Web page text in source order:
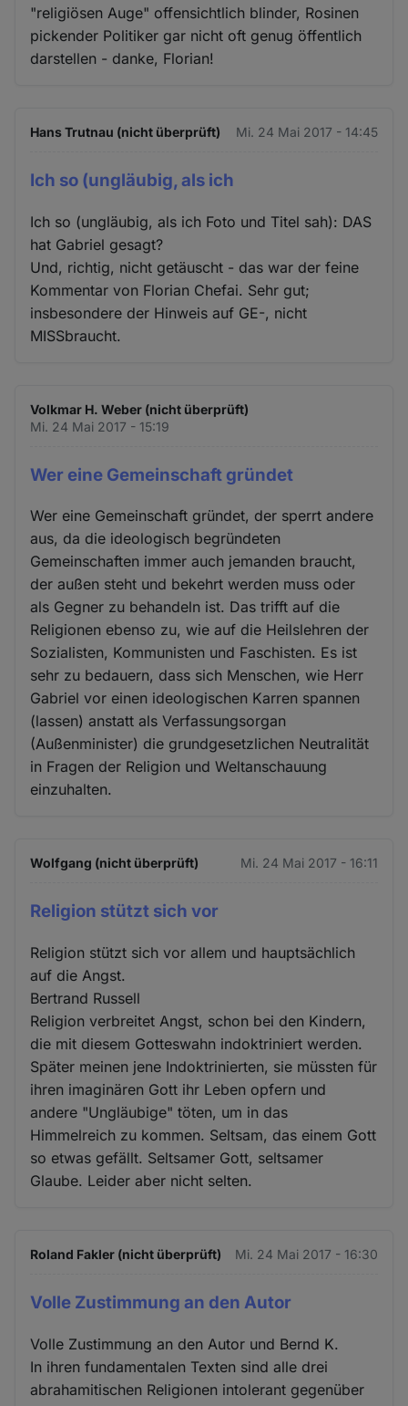
"religiösen Auge" offensichtlich blinder, Rosinen
pickender Politiker gar nicht oft genug öffentlich
darstellen - danke, Florian!
Hans Trutnau (nicht überprüft) Mi. 24 Mai 2017 - 14:45
Ich so (ungläubig, als ich
Ich so (ungläubig, als ich Foto und Titel sah): DAS
hat Gabriel gesagt?
Und, richtig, nicht getäuscht - das war der feine
Kommentar von Florian Chefai. Sehr gut;
insbesondere der Hinweis auf GE-, nicht
MISSbraucht.
Volkmar H. Weber (nicht überprüft)
Mi. 24 Mai 2017 - 15:19
Wer eine Gemeinschaft gründet
Wer eine Gemeinschaft gründet, der sperrt andere
aus, da die ideologisch begründeten
Gemeinschaften immer auch jemanden braucht,
der außen steht und bekehrt werden muss oder
als Gegner zu behandeln ist. Das trifft auf die
Religionen ebenso zu, wie auf die Heilslehren der
Sozialisten, Kommunisten und Faschisten. Es ist
sehr zu bedauern, dass sich Menschen, wie Herr
Gabriel vor einen ideologischen Karren spannen
(lassen) anstatt als Verfassungsorgan
(Außenminister) die grundgesetzlichen Neutralität
in Fragen der Religion und Weltanschauung
einzuhalten.
Wolfgang (nicht überprüft) Mi. 24 Mai 2017 - 16:11
Religion stützt sich vor
Religion stützt sich vor allem und hauptsächlich
auf die Angst.
Bertrand Russell
Religion verbreitet Angst, schon bei den Kindern,
die mit diesem Gotteswahn indoktriniert werden.
Später meinen jene Indoktrinierten, sie müssten für
ihren imaginären Gott ihr Leben opfern und
andere "Ungläubige" töten, um in das
Himmelreich zu kommen. Seltsam, das einem Gott
so etwas gefällt. Seltsamer Gott, seltsamer
Glaube. Leider aber nicht selten.
Roland Fakler (nicht überprüft) Mi. 24 Mai 2017 - 16:30
Volle Zustimmung an den Autor
Volle Zustimmung an den Autor und Bernd K.
In ihren fundamentalen Texten sind alle drei
abrahamitischen Religionen intolerant gegenüber